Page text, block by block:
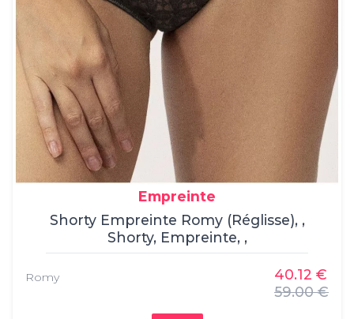
Empreinte
Shorty Empreinte Romy (Réglisse), ,
Shorty, Empreinte, ,
Romy
40.12 €
59.00 €